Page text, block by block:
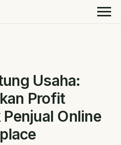
Usaha:
Profit
Online